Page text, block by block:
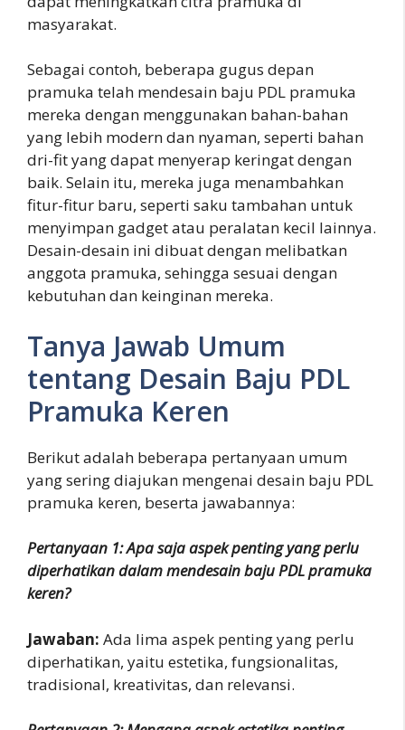
masyarakat.
Sebagai contoh, beberapa gugus depan
pramuka telah mendesain baju PDL pramuka
mereka dengan menggunakan bahan-bahan
yang lebih modern dan nyaman, seperti bahan
dri-fit yang dapat menyerap keringat dengan
baik. Selain itu, mereka juga menambahkan
fitur-fitur baru, seperti saku tambahan untuk
menyimpan gadget atau peralatan kecil lainnya.
Desain-desain ini dibuat dengan melibatkan
anggota pramuka, sehingga sesuai dengan
kebutuhan dan keinginan mereka.
Tanya Jawab Umum
tentang Desain Baju PDL
Pramuka Keren
Berikut adalah beberapa pertanyaan umum
yang sering diajukan mengenai desain baju PDL
pramuka keren, beserta jawabannya:
Pertanyaan 1: Apa saja aspek penting yang perlu
diperhatikan dalam mendesain baju PDL pramuka
keren?
Jawaban: Ada lima aspek penting yang perlu
diperhatikan, yaitu estetika, fungsionalitas,
tradisional, kreativitas, dan relevansi.